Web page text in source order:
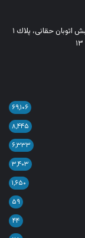
آدرس: تهران - خیابان میرداماد، خیابان مصدق جنوبی،نبش اتوبان حقانی، پلاك ١
۶۹,۱۰۶
۸,۴۴۵
۶,۳۳۳
۳,۴۰۳
۱,۶۵۰
۵۹
۴۴